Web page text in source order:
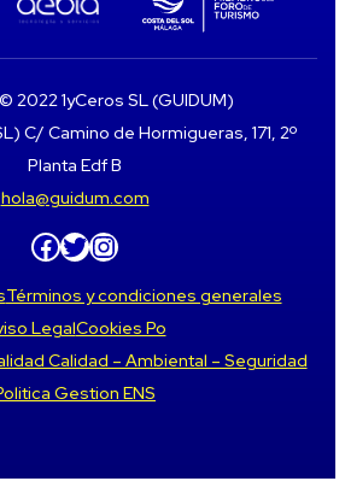
2022 1yCeros SL (GUIDUM)
C/ Camino de Hormigueras, 171, 2º
Planta Edf B
hola@guidum.com
Facebook Twitter Instagram
Términos y condiciones generales
LegalCookies Po
Calidad – Ambiental – Seguridad
Gestion ENS